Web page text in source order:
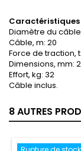
Diamètre du
Câble, m: 20
Force de traction, t:
Dimensions, mm:
Effort, kg: 32
Câble inclus.
8 AUTRES